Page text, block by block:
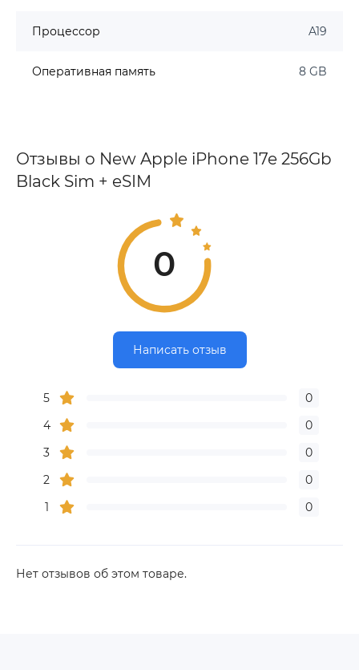
Процессор A19
Оперативная память 8 GB
Отзывы о New Apple iPhone 17e 256Gb
Black Sim + eSIM
0
Написать отзыв
5
0
4
0
3
0
2
0
1
0
Нет отзывов об этом товаре.